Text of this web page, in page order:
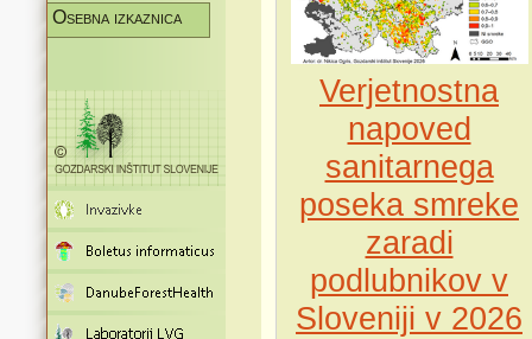
Osebna izkaznica
Verjetnostna
napoved
sanitarnega
poseka smreke
zaradi
podlubnikov v
Sloveniji v 2026